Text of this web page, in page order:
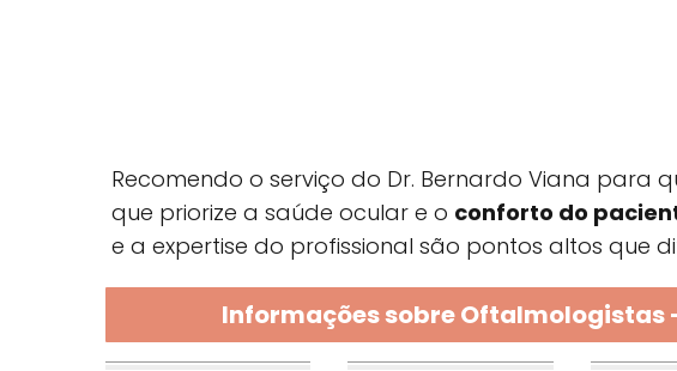
Recomendo o serviço do Dr. Bernardo Viana para
que priorize a saúde ocular e o conforto do
e a expertise do profissional são pontos altos que
Informações sobre Oftalmologistas